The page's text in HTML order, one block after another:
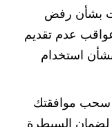
بشأن رفض
عدم تقديم
استخدام
سحب موافقتك
لضمان السيطرة